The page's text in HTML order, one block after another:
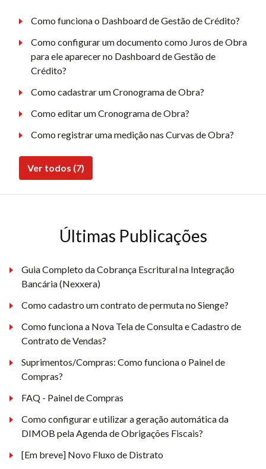
Como funciona o Dashboard de Gestão de Crédito?
Como configurar um documento como Juros de Obra
para ele aparecer no Dashboard de Gestão de
Crédito?
Como cadastrar um Cronograma de Obra?
Como editar um Cronograma de Obra?
Como registrar uma medição nas Curvas de Obra?
Ver todos (7)
Últimas Publicações
Guia Completo da Cobrança Escritural na Integração
Bancária (Nexxera)
Como cadastro um contrato de permuta no Sienge?
Como funciona a Nova Tela de Consulta e Cadastro de
Contrato de Vendas?
Suprimentos/Compras: Como funciona o Painel de
Compras?
FAQ - Painel de Compras
Como configurar e utilizar a geração automática da
DIMOB pela Agenda de Obrigações Fiscais?
[Em breve] Novo Fluxo de Distrato